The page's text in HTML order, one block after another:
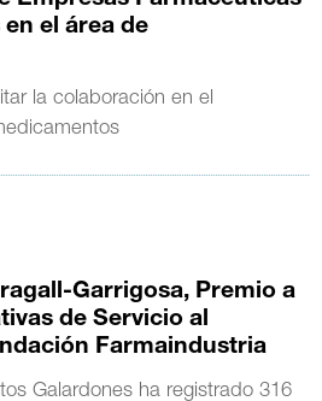
el área de
la colaboración en el
Garrigosa, Premio a
de Servicio al
Farmaindustria
Galardones ha registrado 316